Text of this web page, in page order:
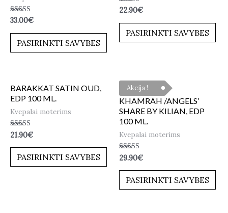
Įvertinimas:
iš 5
33.00€
PASIRINKTI SAVYBES
Įvertinimas:
iš 5
22.90€
PASIRINKTI SAVYBES
BARAKKAT SATIN OUD,
EDP 100 ML.
Kvepalai moterims
Įvertinimas:
5.00
iš 5
21.90€
PASIRINKTI SAVYBES
Akcija !
KHAMRAH /ANGELS’
SHARE BY KILIAN, EDP
100 ML.
Kvepalai moterims
Įvertinimas:
4.80
iš 5
29.90€
PASIRINKTI SAVYBES